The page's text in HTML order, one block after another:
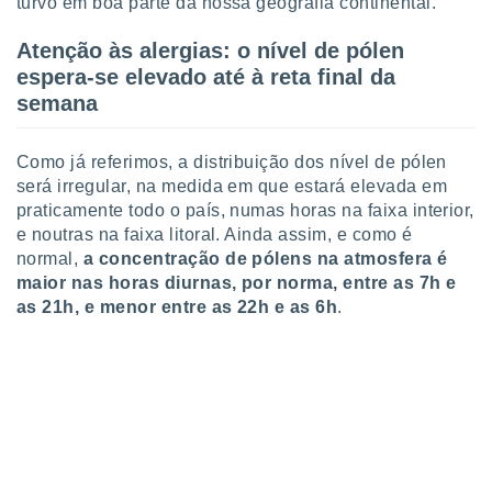
utilizar
medir
da
medir o
dos
Atenção às alergias: o nível de pólen
espera-se elevado até à reta final da
semana
Como já referimos, a distribuição dos nível de pólen
será irregular, na medida em que estará elevada em
praticamente todo o país, numas horas na faixa interior,
e noutras na faixa litoral. Ainda assim, e como é
normal, a concentração de pólens na atmosfera é
maior nas horas diurnas, por norma, entre as 7h e
as 21h, e menor entre as 22h e as 6h.